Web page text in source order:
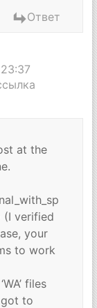
Ответ
at the
(I verified
your
to work
files
to